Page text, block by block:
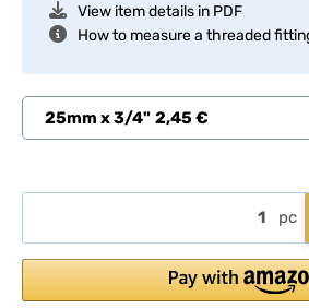
View item details in PDF
How to measure a threaded
25mm x 3/4" 2,45 €
pc